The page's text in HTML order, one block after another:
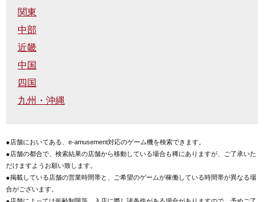
関東
中部
近畿
中国
四国
九州・沖縄
●店舗においてある、e-amusement対応のゲーム機を検索できます。
●店舗の都合で、検索結果の店舗から移動している場合も稀にありますが、ご了承いた
だけますようお願い致します。
●掲載している店舗の営業時間帯と、ご希望のゲームが稼働している時間帯が異なる場
合がございます。